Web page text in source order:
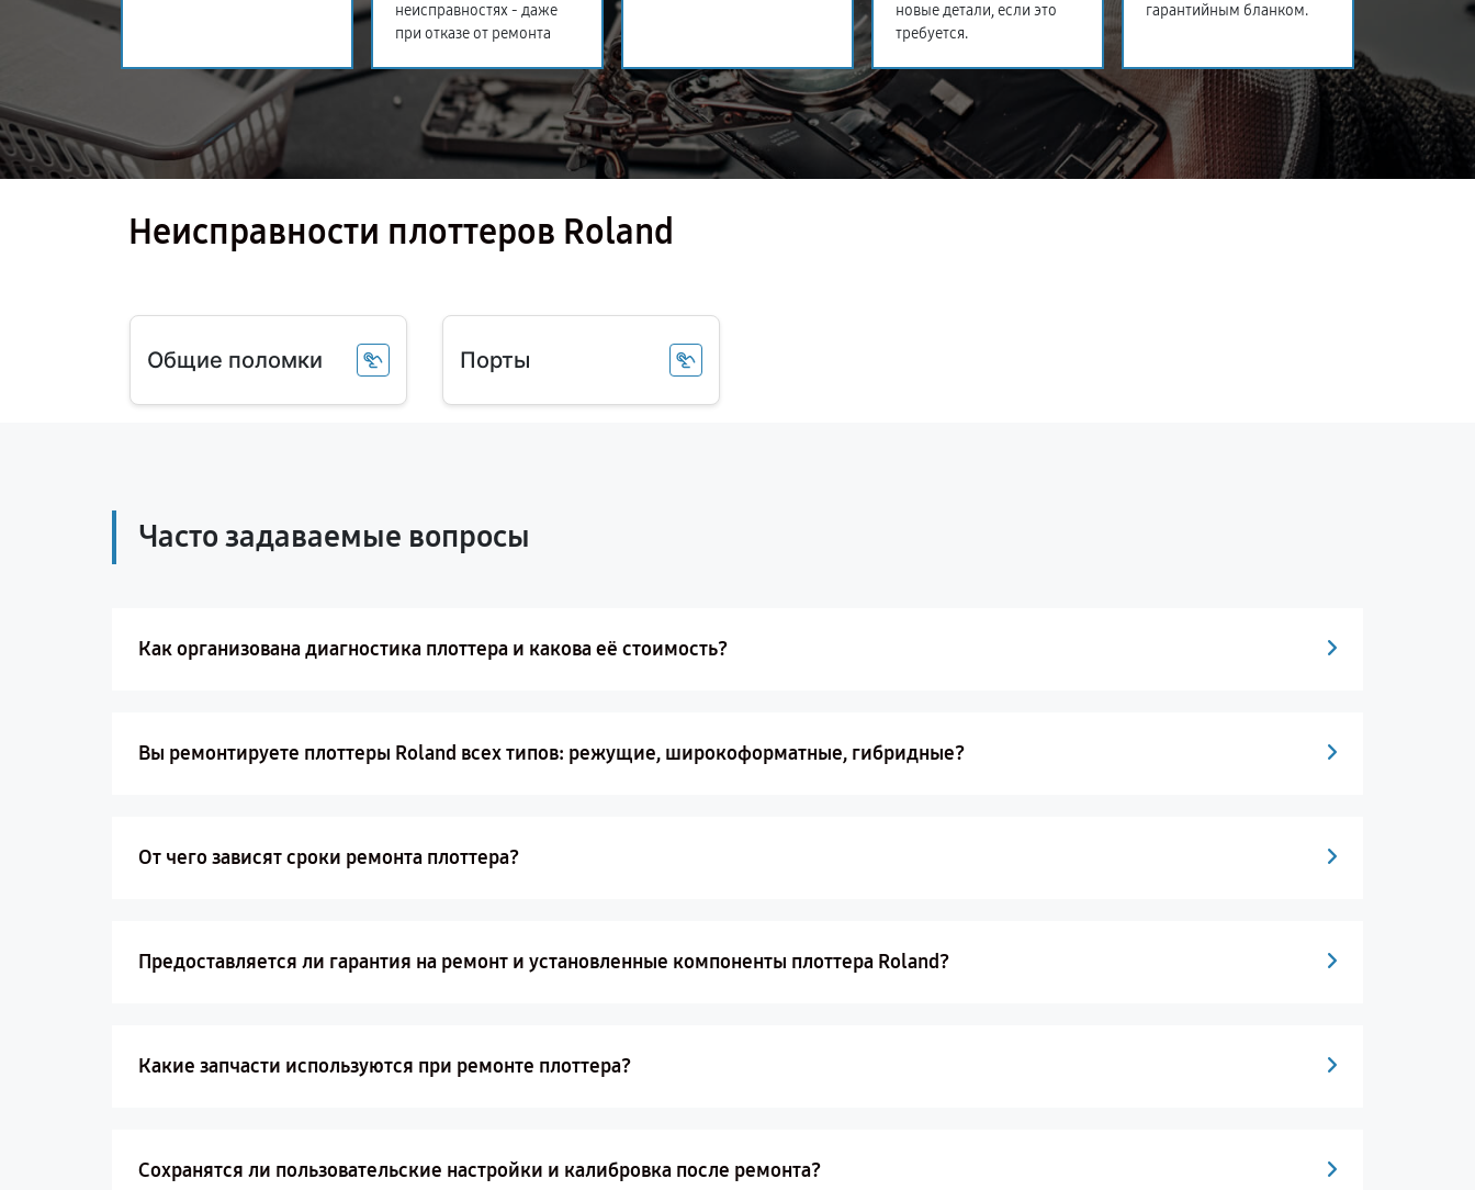
неисправностях - даже
при отказе от ремонта
новые детали, если это
требуется.
гарантийным бланком.
Неисправности плоттеров Roland
Общие поломки Порты
Часто задаваемые вопросы
Как организована диагностика плоттера и какова её стоимость?
Вы ремонтируете плоттеры Roland всех типов: режущие, широкоформатные, гибридные?
От чего зависят сроки ремонта плоттера?
Предоставляется ли гарантия на ремонт и установленные компоненты плоттера Roland?
Какие запчасти используются при ремонте плоттера?
Сохранятся ли пользовательские настройки и калибровка после ремонта?